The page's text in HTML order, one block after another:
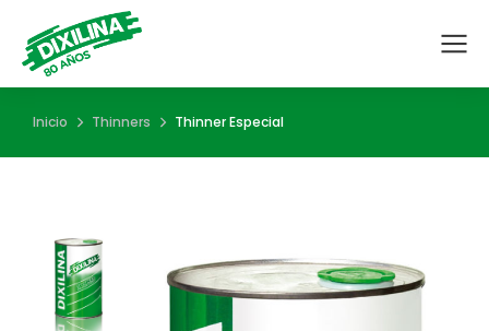
Estás aquí:
Inicio Thinners Thinner Especial